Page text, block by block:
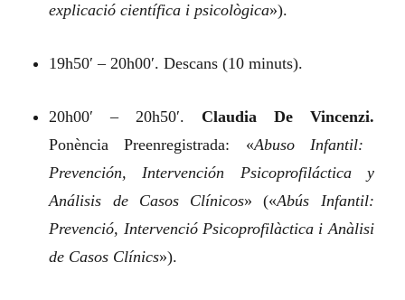
explicació científica i psicològica»).
19h50′ – 20h00′. Descans (10 minuts).
20h00′ – 20h50′. Claudia De Vincenzi.
Ponència Preenregistrada: «Abuso Infantil:
Prevención, Intervención Psicoprofiláctica y
Análisis de Casos Clínicos» («Abús Infantil:
Prevenció, Intervenció Psicoprofilàctica i Anàlisi
de Casos Clínics»).